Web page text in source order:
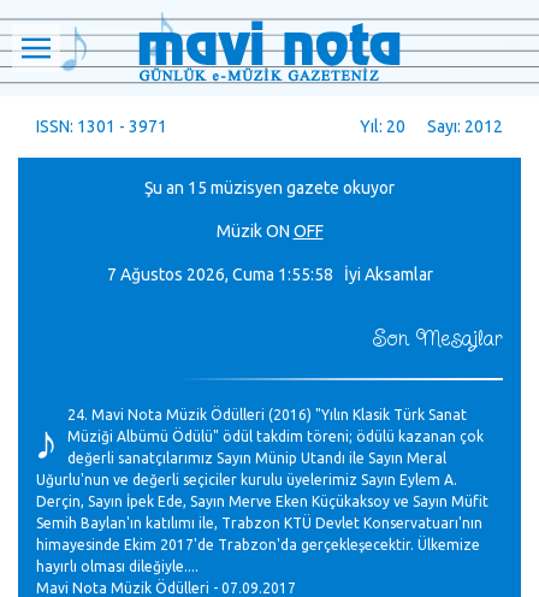
ISSN: 1301 - 3971 Yıl: 20 Sayı: 2012
Şu an 15 müzisyen gazete okuyor
MüzikON OFF
7 Ağustos 2026, Cuma 1:55:58 İyi Aksamlar
Son Mesajlar
♪
24. Mavi Nota Müzik Ödülleri (2016) "Yılın Klasik Türk Sanat
Müziği Albümü Ödülü" ödül takdim töreni; ödülü kazanan çok
değerli sanatçılarımız Sayın Münip Utandı ile Sayın Meral
Uğurlu'nun ve değerli seçiciler kurulu üyelerimiz Sayın Eylem A.
Derçin, Sayın İpek Ede, Sayın Merve Eken Küçükaksoy ve Sayın Müfit
Semih Baylan'ın katılımı ile, Trabzon KTÜ Devlet Konservatuarı'nın
himayesinde Ekim 2017'de Trabzon'da gerçekleşecektir. Ülkemize
hayırlı olması dileğiyle....
Mavi Nota Müzik Ödülleri - 07.09.2017